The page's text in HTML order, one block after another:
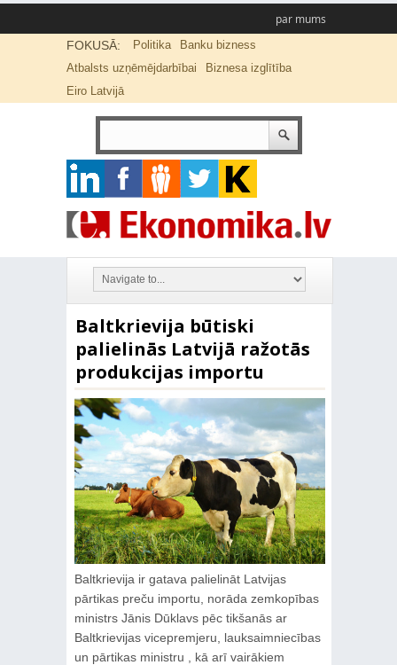
par mums
FOKUSĀ: Politika
Banku bizness
Atbalsts uzņēmējdarbībai
Biznesa izglītība
Eiro Latvijā
Baltkrievija būtiski
palielinās Latvijā ražotās
produkcijas importu
Baltkrievija ir gatava palielināt Latvijas
pārtikas preču importu, norāda zemkopības
ministrs Jānis Dūklavs pēc tikšanās ar
Baltkrievijas vicepremjeru, lauksaimniecības
un pārtikas ministru , kā arī vairākiem